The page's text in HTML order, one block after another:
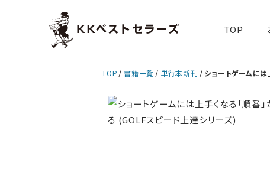
TOP
TOP 書籍一覧 単行本新刊 ショートゲームに